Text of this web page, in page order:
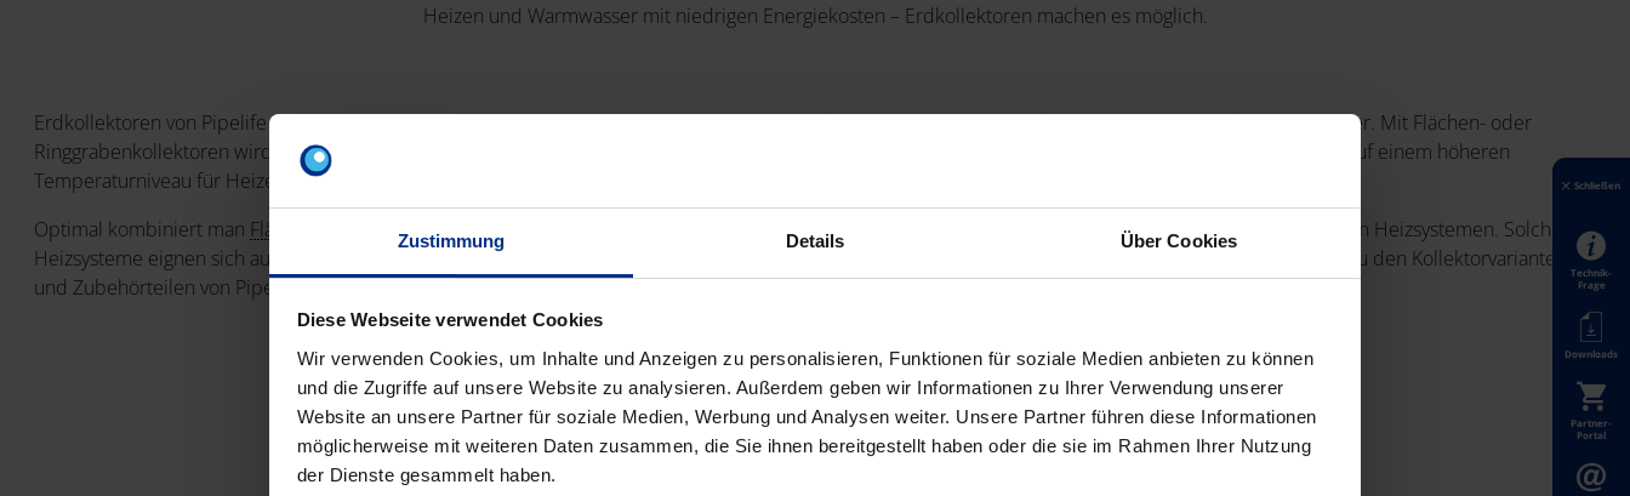
Zustimmung Details Über Cookies
Diese Webseite verwendet Cookies
Wir verwenden Cookies, um Inhalte und Anzeigen zu personalisieren, Funktionen für soziale Medien anbieten zu können
und die Zugriffe auf unsere Website zu analysieren. Außerdem geben wir Informationen zu Ihrer Verwendung unserer
Website an unsere Partner für soziale Medien, Werbung und Analysen weiter. Unsere Partner führen diese Informationen
möglicherweise mit weiteren Daten zusammen, die Sie ihnen bereitgestellt haben oder die sie im Rahmen Ihrer Nutzung
der Dienste gesammelt haben.
Heizen und Warmwasser mit niedrigen Energiekosten – Erdkollektoren machen es möglich.
Erdkollektoren von Pipelife nutzen die im Erdreich gespeicherte Wärme zum Heizen von Einfamilienhäusern und größeren Objekten sowie für Warmwasser. Mit Flächen- oder
Ringgrabenkollektoren wird dem Erdreich Wärme entzogen, mittels einer Wärmepumpe wird der Sole aus den Kollektorleitungen Energie entzogen und auf einem höheren
Temperaturniveau für Heizen und Warmwasser nutzbar gemacht.
Optimal kombiniert man Flächenheizungssysteme
und Erdwärme - bei geringen Heizkosten und Einsparung von Emissonen im Vergleich zu herkömmlichen Heizsystemen. Solche
Heizsysteme eignen sich auch für die Kühlung im Sommer: Dem Wohraum wird Wärme entzogen und an das Erdreich abgegeben. Lesen Sie unten mehr zu den Kollektorvarianten
und Zubehörteilen von Pipelife.
UNSERE PRODUKTE
Schließen
Technik-
Frage
Downloads
Partner-
Portal